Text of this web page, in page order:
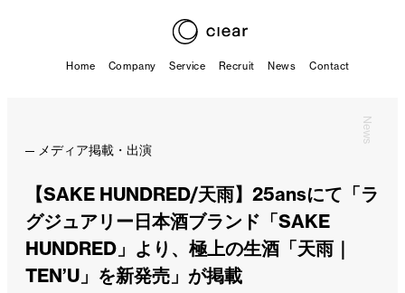
Home Company Service Recruit News Contact
News
メディア掲載・出演
【SAKE HUNDRED/天雨】25ansにて「ラ
グジュアリー日本酒ブランド「SAKE
HUNDRED」より、極上の生酒「天雨｜
TEN’U」を新発売」が掲載